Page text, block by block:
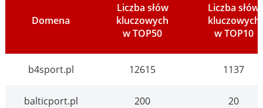
Domena
Liczba słów
kluczowych
w TOP50
Liczba słów
kluczowych
w TOP10
b4sport.pl 12615 1137
balticport.pl 200 20